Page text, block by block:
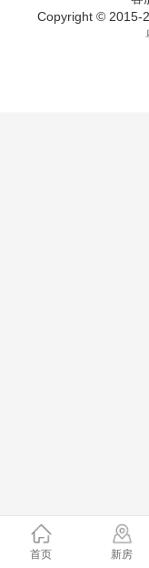
首页 新房
Copyright © 2015-